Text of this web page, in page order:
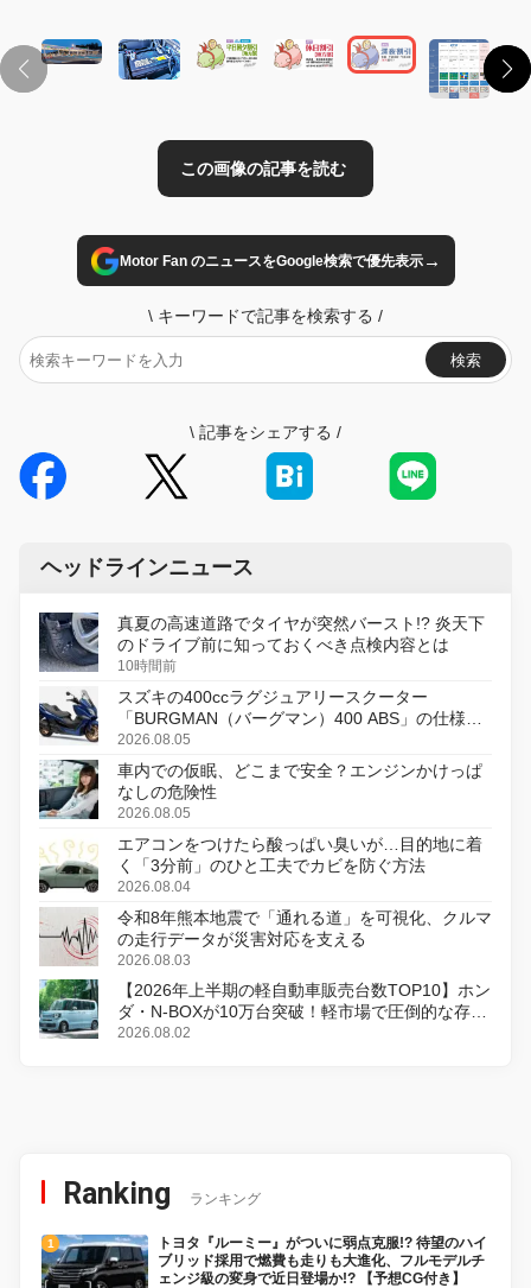
Motor Fan のニュースをGoogle検索で優先表示→
\ キーワードで記事を検索する /
検索
\ 記事をシェアする /
ヘッドラインニュース
真夏の高速道路でタイヤが突然バースト!? 炎天下
のドライブ前に知っておくべき点検内容とは
10時間前
スズキの400ccラグジュアリースクーター
「BURGMAN（バーグマン）400 ABS」の仕様を
変更し、8月18日に発売
2026.08.05
車内での仮眠、どこまで安全？エンジンかけっぱ
なしの危険性
2026.08.05
エアコンをつけたら酸っぱい臭いが…目的地に着
く「3分前」のひと工夫でカビを防ぐ方法
2026.08.04
令和8年熊本地震で「通れる道」を可視化、クルマ
の走行データが災害対応を支える
2026.08.03
【2026年上半期の軽自動車販売台数TOP10】ホン
ダ・N-BOXが10万台突破！軽市場で圧倒的な存在
感
2026.08.02
Ranking ランキング
トヨタ『ルーミー』がついに弱点克服!? 待望のハイ
ブリッド採用で燃費も走りも大進化、フルモデルチ
ェンジ級の変身で近日登場か!? 【予想CG付き】